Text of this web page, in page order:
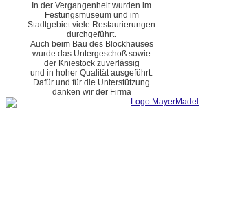
In der Vergangenheit wurden im
Festungsmuseum und im
Stadtgebiet viele Restaurierungen
durchgeführt.
Auch beim Bau des Blockhauses
wurde das Untergeschoß sowie
der Kniestock zuverlässig
und in hoher Qualität ausgeführt.
Dafür und für die Unterstützung
danken wir der Firma